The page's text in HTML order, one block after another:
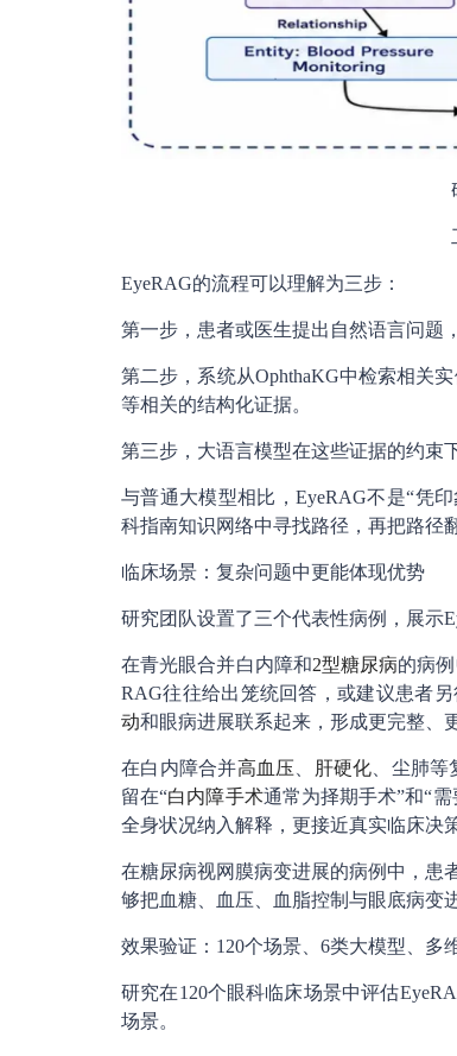
EyeRAG的流程可以理解为三步：
第一步，患者或医生提出自然语言问题
第二步，系统从OphthaKG中检索相关
等相关的结构化证据。
第三步，大语言模型在这些证据的约束
与普通大模型相比，EyeRAG不是“凭
科指南知识网络中寻找路径，再把路径
临床场景：复杂问题中更能体现优势
研究团队设置了三个代表性病例，展示
在青光眼合并白内障和2型糖尿病的病
RAG往往给出笼统回答，或建议患者
动和眼病进展联系起来，形成更完整、
在白内障合并高血压、 肝硬化、尘肺等
留在“白内障手术通常为择期手术”和“
全身状况纳入解释，更接近真实临床决
在糖尿病视网膜病变进展的病例中，患
够把血糖、血压、血脂控制与眼底病变
效果验证：120个场景、6类大模型、多
研究在120个眼科临床场景中评估
场景。